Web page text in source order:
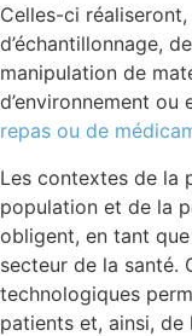
Celles-ci
d’échantillonnage,
manipulation de
d’environnement ou
repas ou de
Les contextes de la
population et de la
obligent, en tant
secteur de la santé.
technologiques
patients et, ainsi, de